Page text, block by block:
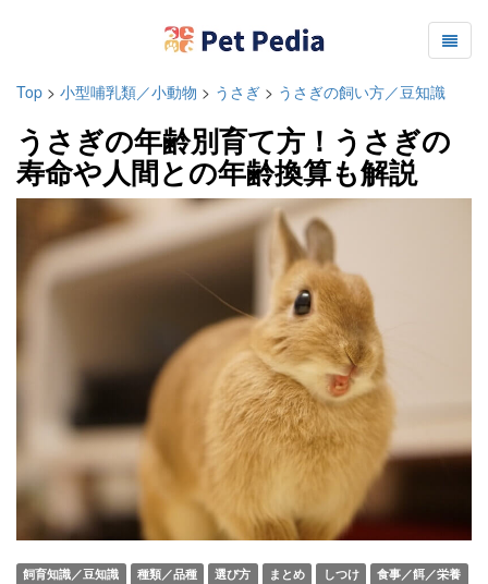
Top > 小型哺乳類／小動物 > うさぎ > うさぎの飼い方／豆知識
うさぎの年齢別育て方！うさぎの
寿命や人間との年齢換算も解説
飼育知識／豆知識 種類／品種 選び方 まとめ しつけ
食事／餌／栄養